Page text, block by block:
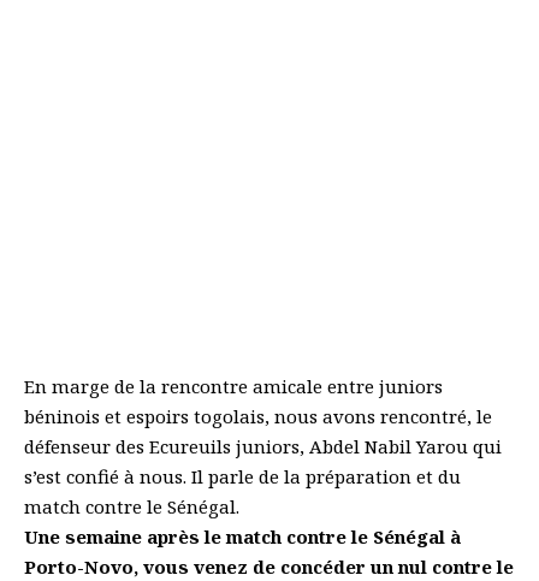
En marge de la rencontre amicale entre juniors
béninois et espoirs togolais, nous avons rencontré, le
défenseur des Ecureuils juniors, Abdel Nabil Yarou qui
s’est confié à nous. Il parle de la préparation et du
match contre le Sénégal.
Une semaine après le match contre le Sénégal à
Porto-Novo, vous venez de concéder un nul contre le